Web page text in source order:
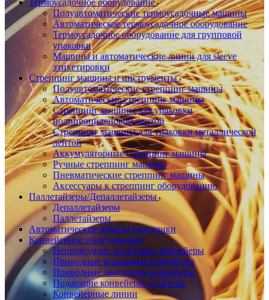
Термоусадочное оборудование
Полуавтоматические термоусадочные машины
Автоматическое термоусадочное оборудование
Термоусадочное оборудование для групповой
упаковки
Машины и автоматические линии для sleeve
этикетировки
Стреппинг машины и инструменты
Полуавтоматические стреппинг машины
Автоматические стреппинг машины
Стреппинг машины для упаковки
полипропиленовой лентой
Стреппинг машины для упаковки металлической
лентой
Аккумуляторные стреппинг машины
Ручные стреппинг машины
Пневматические стреппинг машины
Аксессуары к стреппинг оборудованию
Паллетайзеры/Депаллетайзеры
Депаллетайзеры
Паллетайзеры
Автоматические роботы укладчики
Конвейерное оборудование
Неприводные роликовые конвейеры
Приводные роликовые конвейеры
Приводные ленточные конвейеры
Подающие конвейеры-делители
Конвейерные линии